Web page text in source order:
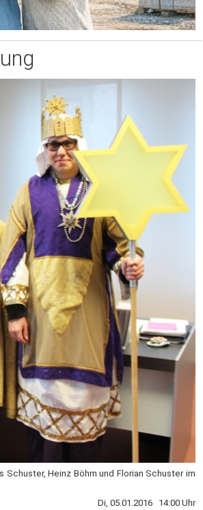
Heinz Böhm und Florian Schuster im
Di, 05.01.2016 14:00 Uhr